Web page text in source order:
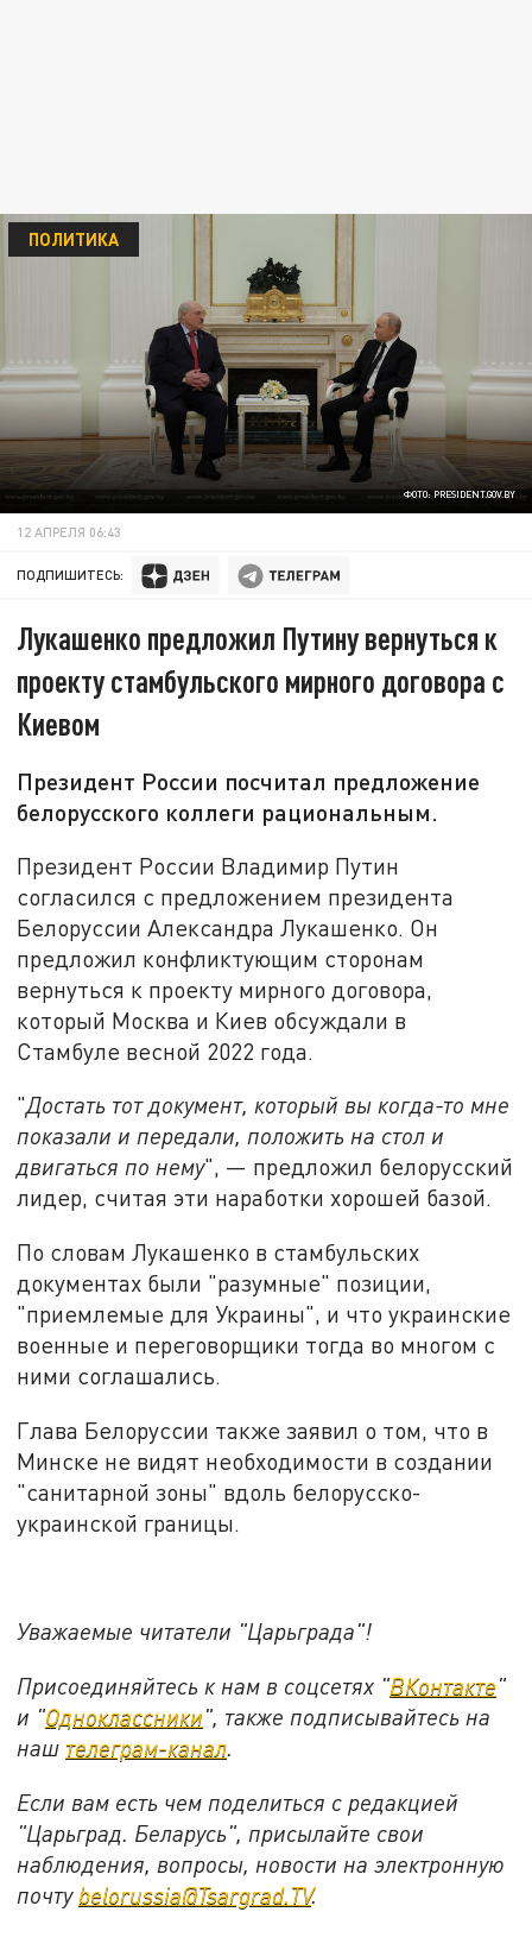
ФОТО: PRESIDENT.GOV.BY
ПОЛИТИКА
12 АПРЕЛЯ 06:43
ПОДПИШИТЕСЬ:
Лукашенко предложил Путину вернуться к
проекту стамбульского мирного договора с
Киевом
Президент России посчитал предложение
белорусского коллеги рациональным.
Президент России Владимир Путин
согласился с предложением президента
Белоруссии Александра Лукашенко. Он
предложил конфликтующим сторонам
вернуться к проекту мирного договора,
который Москва и Киев обсуждали в
Стамбуле весной 2022 года.
"Достать тот документ, который вы когда-то мне
показали и передали, положить на стол и
двигаться по нему", — предложил белорусский
лидер, считая эти наработки хорошей базой.
По словам Лукашенко в стамбульских
документах были "разумные" позиции,
"приемлемые для Украины", и что украинские
военные и переговорщики тогда во многом с
ними соглашались.
Глава Белоруссии также заявил о том, что в
Минске не видят необходимости в создании
"санитарной зоны" вдоль белорусско-
украинской границы.
Уважаемые читатели "Царьграда"!
Присоединяйтесь к нам в соцсетях "ВКонтакте"
и "Одноклассники", также подписывайтесь на
наш телеграм-канал.
Если вам есть чем поделиться с редакцией
"Царьград. Беларусь", присылайте свои
наблюдения, вопросы, новости на электронную
почту belorussia@Tsargrad.TV.